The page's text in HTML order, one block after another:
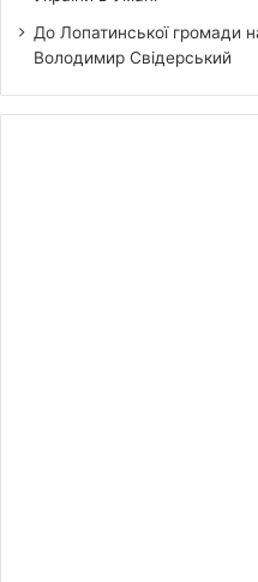
До Лопатинської громади
Володимир Свідерський